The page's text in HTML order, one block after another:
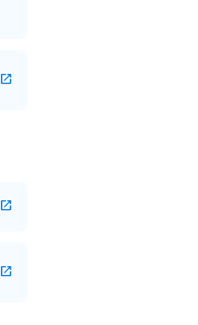
open_in_new
open_in_new
open_in_new